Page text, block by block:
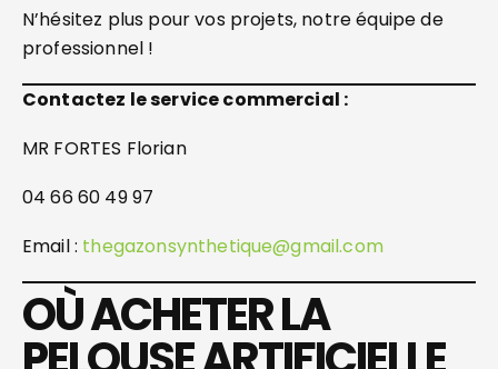
N’hésitez plus pour vos projets, notre équipe de
professionnel !
Contactez le service commercial :
MR FORTES Florian
04 66 60 49 97
Email : thegazonsynthetique@gmail.com
OÙ ACHETER LA